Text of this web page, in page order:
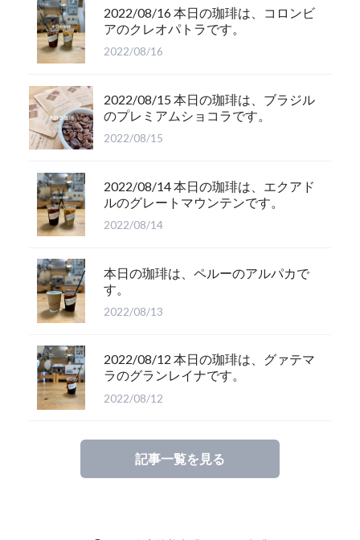
2022/08/16 本日の珈琲は、コロンビ
アのクレオパトラです。
2022/08/16
2022/08/15 本日の珈琲は、ブラジル
のプレミアムショコラです。
2022/08/15
2022/08/14 本日の珈琲は、エクアド
ルのグレートマウンテンです。
2022/08/14
本日の珈琲は、ペルーのアルパカで
す。
2022/08/13
2022/08/12 本日の珈琲は、グァテマ
ラのグランレイナです。
2022/08/12
記事一覧を見る